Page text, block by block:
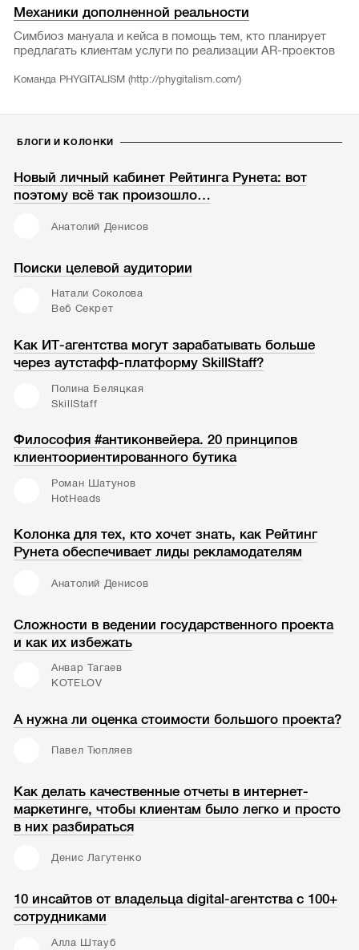
Механики дополненной реальности
Симбиоз мануала и кейса в помощь тем, кто планирует
предлагать клиентам услуги по реализации AR-проектов
Команда PHYGITALISM (http://phygitalism.com/)
БЛОГИ И КОЛОНКИ
Новый личный кабинет Рейтинга Рунета: вот
поэтому всё так произошло…
Анатолий Денисов
Поиски целевой аудитории
Натали Соколова
Веб Секрет
Как ИТ-агентства могут зарабатывать больше
через аутстафф-платформу SkillStaff?
Полина Беляцкая
SkillStaff
Философия #антиконвейера. 20 принципов
клиентоориентированного бутика
Роман Шатунов
HotHeads
Колонка для тех, кто хочет знать, как Рейтинг
Рунета обеспечивает лиды рекламодателям
Анатолий Денисов
Сложности в ведении государственного проекта
и как их избежать
Анвар Тагаев
KOTELOV
А нужна ли оценка стоимости большого проекта?
Павел Тюпляев
Как делать качественные отчеты в интернет-
маркетинге, чтобы клиентам было легко и просто
в них разбираться
Денис Лагутенко
10 инсайтов от владельца digital-агентства с 100+
сотрудниками
Алла Штауб